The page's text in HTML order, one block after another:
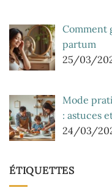
Comment
partum
25/03/
Mode
: astuces
24/03/
ÉTIQUETTES